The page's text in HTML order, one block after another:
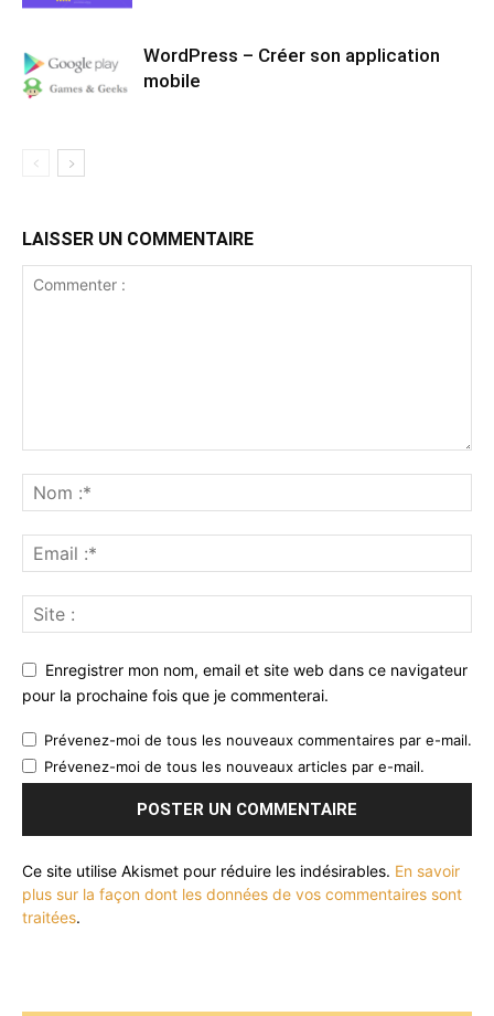
WordPress – Créer son application
mobile
LAISSER UN COMMENTAIRE
Enregistrer mon nom, email et site web dans ce navigateur
pour la prochaine fois que je commenterai.
Prévenez-moi de tous les nouveaux commentaires par e-mail.
Prévenez-moi de tous les nouveaux articles par e-mail.
Ce site utilise Akismet pour réduire les indésirables. En savoir
plus sur la façon dont les données de vos commentaires sont
traitées.